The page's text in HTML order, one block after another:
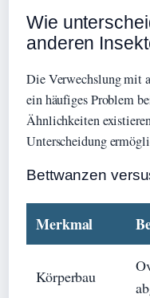
Wie
anderen
Die Verwechslung mit
ein häufiges Problem
Ähnlichkeiten
Unterscheidung
Bettwanzen
Merkmal
Körperbau